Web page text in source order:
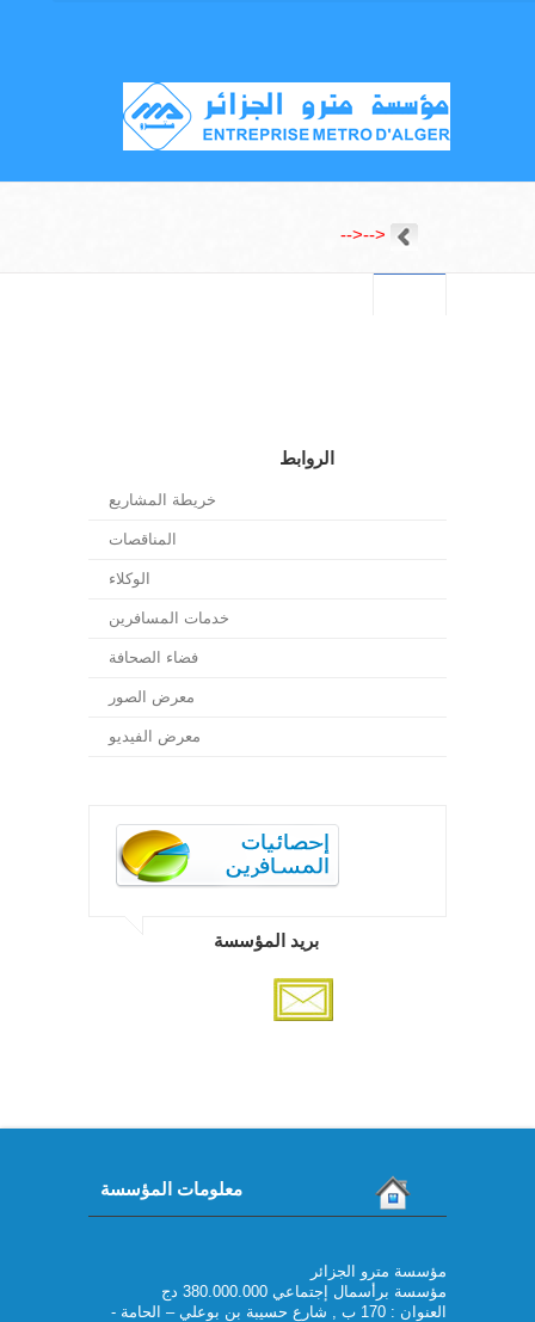
-->-->
الروابط
خريطة المشاريع
المناقصات
الوكلاء
خدمات المسافرين
فضاء الصحافة
معرض الصور
معرض الفيديو
بريد المؤسسة
معلومات المؤسسة
مؤسسة مترو الجزائر
مؤسسة برأسمال إجتماعي 380.000.000 دج
العنوان : 170 ب , شارع حسيبة بن بوعلي – الحامة -